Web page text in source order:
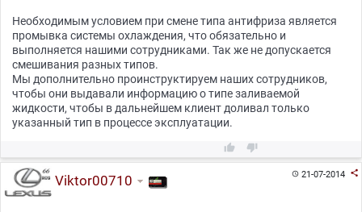
Необходимым условием при смене типа антифриза является
промывка системы охлаждения, что обязательно и
выполняется нашими сотрудниками. Так же не допускается
смешивания разных типов.
Мы дополнительно проинструктируем наших сотрудников,
чтобы они выдавали информацию о типе заливаемой
жидкости, чтобы в дальнейшем клиент доливал только
указанный тип в процессе эксплуатации.
 
21-07-2014 
Viktor00710